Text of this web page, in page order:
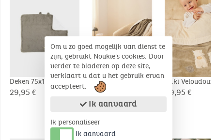
Deken 75x100 cm
29,95 €
Deken 100x140cm in
mousseline en sherpa
kaki
49,95 €
Kaki
deken
49,95 €
COMPLEMENTAIRE PRODUCTEN
Om u zo goed mogelijk van dienst te
zijn, gebruikt Noukie's cookies. Door
verder te bladeren op deze site,
verklaart u dat u het gebruik ervan
accepteert.
Ik aanvaard
Ik personaliseer
Ik aanvaard